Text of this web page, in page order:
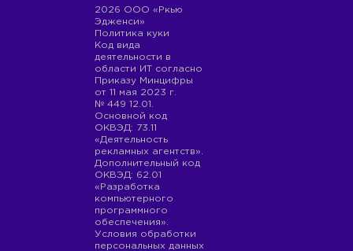
2026 ООО «Ркью
Эдженси»
Политика куки
Код вида
деятельности в
области ИТ согласно
Приказу Минцифры
от 11 мая 2023 г.
№ 449 12.01.
Основной код
ОКВЭД: 73.11
«Деятельность
рекламных агентств».
Дополнительный код
ОКВЭД: 62.01
«Разработка
компьютерного
программного
обеспечения».
Условия обработки
персональных данных